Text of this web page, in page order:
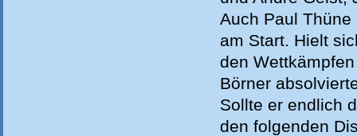
Auch Paul
am Start. Hielt
den
Börner
Sollte er endlich
den folgenden